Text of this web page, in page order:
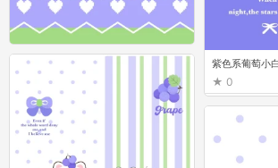
紫色系葡萄小白猫 紫色系葡萄小
0